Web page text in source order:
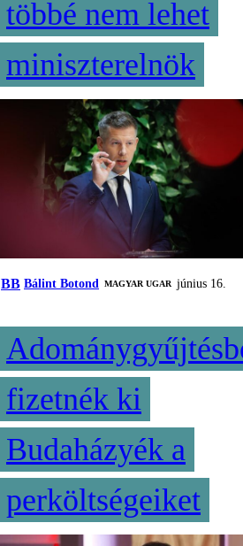
többé nem lehet
miniszterelnök
BB Bálint Botond MAGYAR UGAR június 16.
fizetnék ki
Budaházyék a
perköltségeiket